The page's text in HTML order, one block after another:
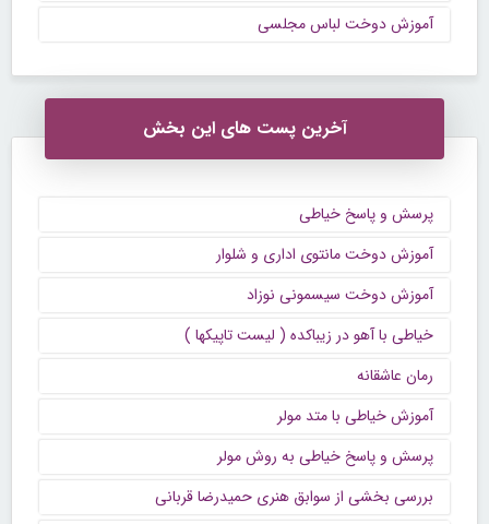
آموزش دوخت لباس مجلسی
آخرین پست های این بخش
پرسش و پاسخ خیاطی
آموزش دوخت مانتوی اداری و شلوار
آموزش دوخت سیسمونی نوزاد
خیاطی با آهو در زیباکده ( لیست تاپیکها )
رمان عاشقانه
آموزش خیاطی با متد مولر
پرسش و پاسخ خیاطی به روش مولر
بررسی بخشی از سوابق هنری حمیدرضا قربانی